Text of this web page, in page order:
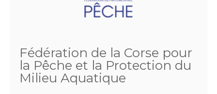
Fédération de la Corse pour
la Pêche et la Protection du
Milieu Aquatique